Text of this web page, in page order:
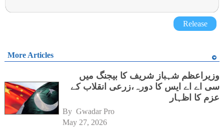
Release
More Articles
وزیراعظم شہباز شریف کا بیجنگ میں
سی اے اے ایس کا دورہ،زرعی انقلاب کے
عزم کا اظہار
By Gwadar Pro
May 27, 2026